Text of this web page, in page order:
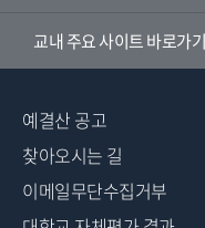
교내 주요 사이트 바로가기
예결산 공고
찾아오시는 길
이메일무단수집거부